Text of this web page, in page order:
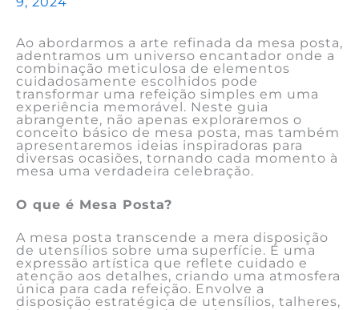
Ao abordarmos a arte refinada da mesa posta,
adentramos um universo encantador onde a
combinação meticulosa de elementos
cuidadosamente escolhidos pode
transformar uma refeição simples em uma
experiência memorável. Neste guia
abrangente, não apenas exploraremos o
conceito básico de mesa posta, mas também
apresentaremos ideias inspiradoras para
diversas ocasiões, tornando cada momento à
mesa uma verdadeira celebração.
O que é Mesa Posta?
A mesa posta transcende a mera disposição
de utensílios sobre uma superfície. É uma
expressão artística que reflete cuidado e
atenção aos detalhes, criando uma atmosfera
única para cada refeição. Envolve a
disposição estratégica de utensílios, talheres,